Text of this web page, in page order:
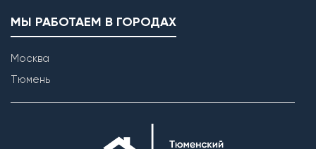
МЫ РАБОТАЕМ В ГОРОДАХ
Москва
Тюмень